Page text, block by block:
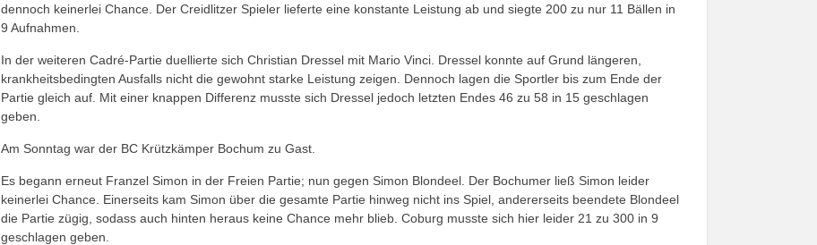
dennoch keinerlei Chance. Der Creidlitzer Spieler lieferte eine konstante Leistung ab und siegte 200 zu nur 11 Bällen in
9 Aufnahmen.
In der weiteren Cadré-Partie duellierte sich Christian Dressel mit Mario Vinci. Dressel konnte auf Grund längeren,
krankheitsbedingten Ausfalls nicht die gewohnt starke Leistung zeigen. Dennoch lagen die Sportler bis zum Ende der
Partie gleich auf. Mit einer knappen Differenz musste sich Dressel jedoch letzten Endes 46 zu 58 in 15 geschlagen
geben.
Am Sonntag war der BC Krützkämper Bochum zu Gast.
Es begann erneut Franzel Simon in der Freien Partie; nun gegen Simon Blondeel. Der Bochumer ließ Simon leider
keinerlei Chance. Einerseits kam Simon über die gesamte Partie hinweg nicht ins Spiel, andererseits beendete Blondeel
die Partie zügig, sodass auch hinten heraus keine Chance mehr blieb. Coburg musste sich hier leider 21 zu 300 in 9
geschlagen geben.